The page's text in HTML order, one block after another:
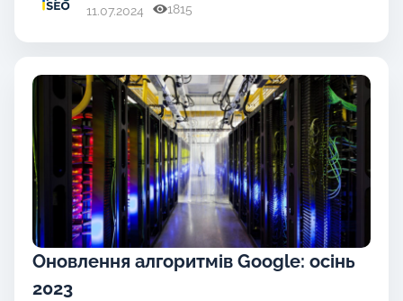
11.07.2024 1815
Оновлення алгоритмів Google: осінь
2023